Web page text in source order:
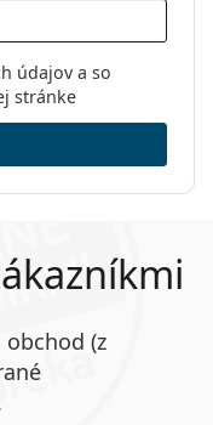
údajov a so
stránke
obchod (z